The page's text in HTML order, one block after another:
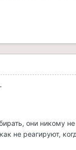
они никому
не реагируют,